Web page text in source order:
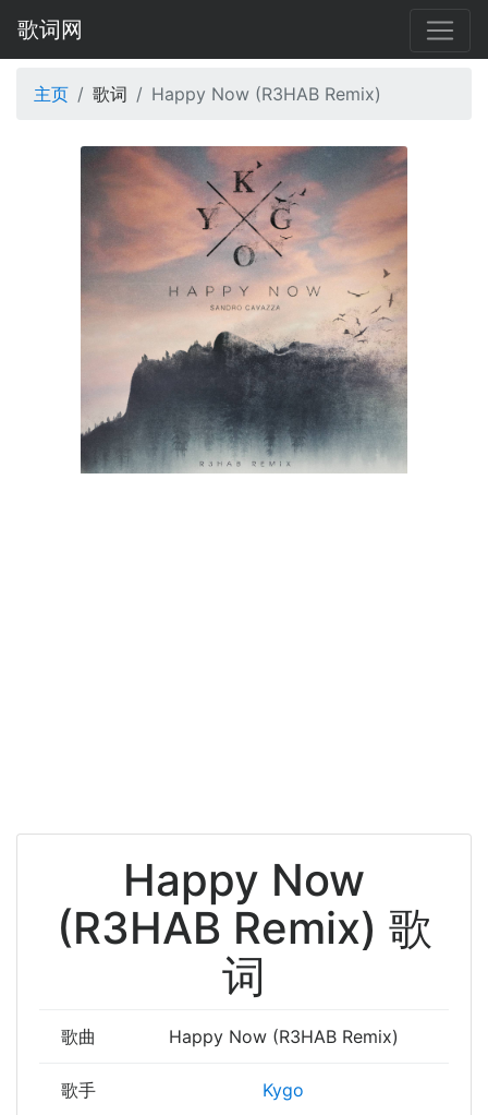
歌词网
主页 歌词 Happy Now (R3HAB Remix)
Happy Now
(R3HAB Remix) 歌
词
歌曲 Happy Now (R3HAB Remix)
歌手 Kygo